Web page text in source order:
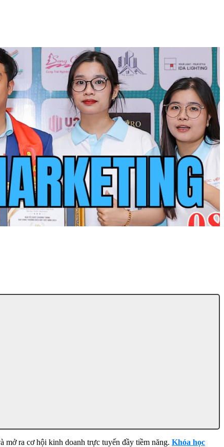
mở ra cơ hội kinh doanh trực tuyến đầy tiềm năng. Khóa học